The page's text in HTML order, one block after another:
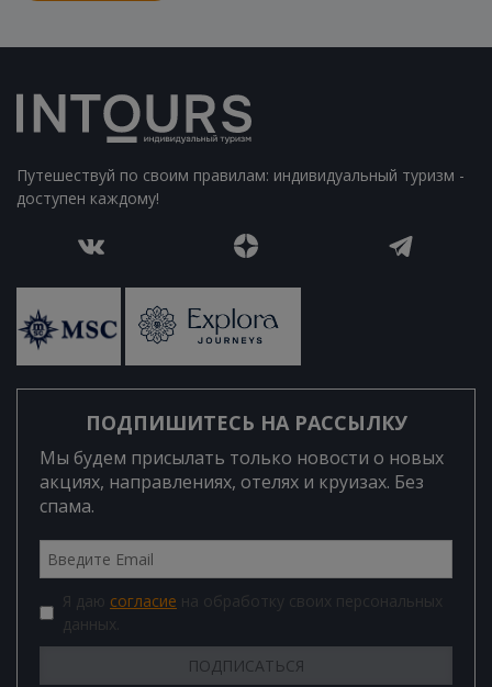
Путешествуй по своим правилам: индивидуальный туризм -
доступен каждому!
ПОДПИШИТЕСЬ НА РАССЫЛКУ
Мы будем присылать только новости о новых
акциях, направлениях, отелях и круизах. Без
спама.
Я даю согласие на обработку своих персональных
данных.